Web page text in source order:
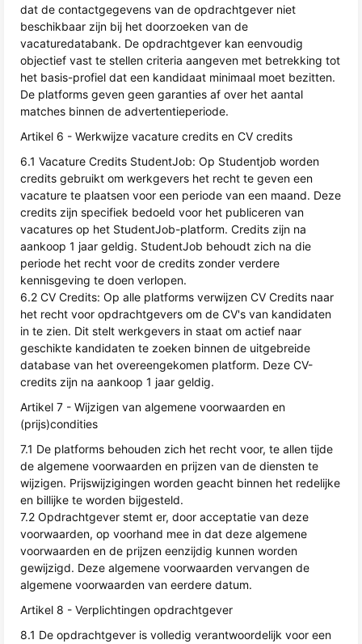
dat de contactgegevens van de opdrachtgever niet
beschikbaar zijn bij het doorzoeken van de
vacaturedatabank. De opdrachtgever kan eenvoudig
objectief vast te stellen criteria aangeven met betrekking tot
het basis-profiel dat een kandidaat minimaal moet bezitten.
De platforms geven geen garanties af over het aantal
matches binnen de advertentieperiode.
Artikel 6 - Werkwijze vacature credits en CV credits
6.1 Vacature Credits StudentJob: Op Studentjob worden
credits gebruikt om werkgevers het recht te geven een
vacature te plaatsen voor een periode van een maand. Deze
credits zijn specifiek bedoeld voor het publiceren van
vacatures op het StudentJob-platform. Credits zijn na
aankoop 1 jaar geldig. StudentJob behoudt zich na die
periode het recht voor de credits zonder verdere
kennisgeving te doen verlopen.
6.2 CV Credits: Op alle platforms verwijzen CV Credits naar
het recht voor opdrachtgevers om de CV's van kandidaten
in te zien. Dit stelt werkgevers in staat om actief naar
geschikte kandidaten te zoeken binnen de uitgebreide
database van het overeengekomen platform. Deze CV-
credits zijn na aankoop 1 jaar geldig.
Artikel 7 - Wijzigen van algemene voorwaarden en
(prijs)condities
7.1 De platforms behouden zich het recht voor, te allen tijde
de algemene voorwaarden en prijzen van de diensten te
wijzigen. Prijswijzigingen worden geacht binnen het redelijke
en billijke te worden bijgesteld.
7.2 Opdrachtgever stemt er, door acceptatie van deze
voorwaarden, op voorhand mee in dat deze algemene
voorwaarden en de prijzen eenzijdig kunnen worden
gewijzigd. Deze algemene voorwaarden vervangen de
algemene voorwaarden van eerdere datum.
Artikel 8 - Verplichtingen opdrachtgever
8.1 De opdrachtgever is volledig verantwoordelijk voor een